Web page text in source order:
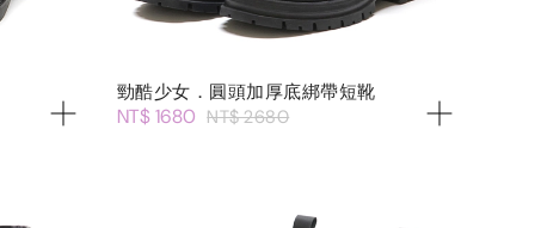
勁酷少女．圓頭加厚底綁帶短靴
NT$ 1680 NT$ 2680